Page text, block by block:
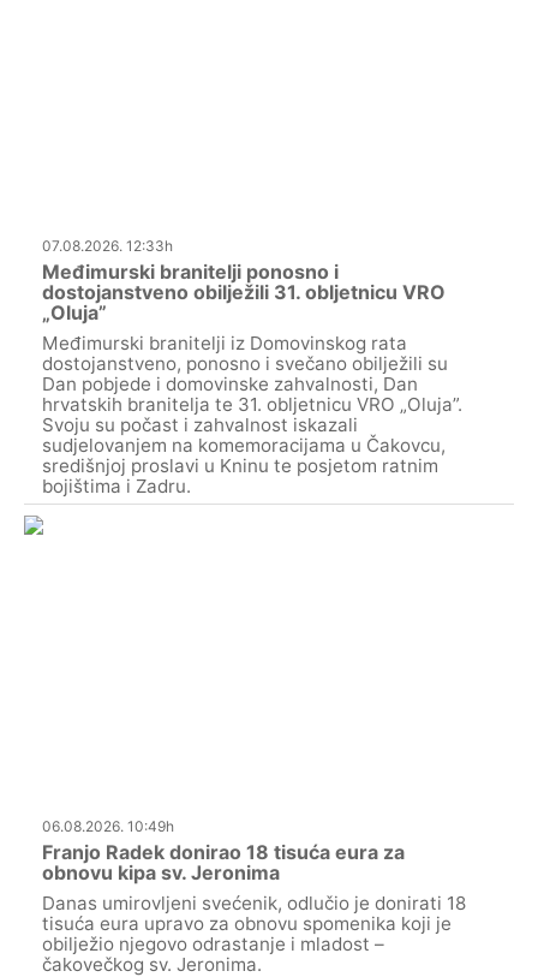
07.08.2026. 12:33h
Međimurski branitelji ponosno i
dostojanstveno obilježili 31. obljetnicu VRO
„Oluja”
Međimurski branitelji iz Domovinskog rata
dostojanstveno, ponosno i svečano obilježili su
Dan pobjede i domovinske zahvalnosti, Dan
hrvatskih branitelja te 31. obljetnicu VRO „Oluja”.
Svoju su počast i zahvalnost iskazali
sudjelovanjem na komemoracijama u Čakovcu,
središnjoj proslavi u Kninu te posjetom ratnim
bojištima i Zadru.
06.08.2026. 10:49h
Franjo Radek donirao 18 tisuća eura za
obnovu kipa sv. Jeronima
Danas umirovljeni svećenik, odlučio je donirati 18
tisuća eura upravo za obnovu spomenika koji je
obilježio njegovo odrastanje i mladost –
čakovečkog sv. Jeronima.